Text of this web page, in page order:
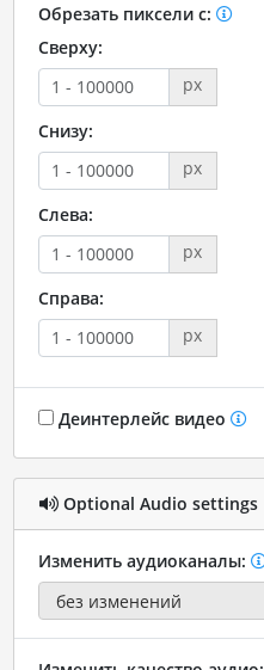
Обрезать пиксели с:
Сверху:
px
Снизу:
px
Слева:
px
Справа:
px
Деинтерлейс видео
Optional Audio settings
Изменить аудиоканалы: